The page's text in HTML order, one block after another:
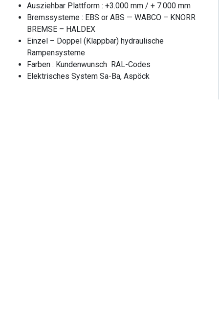
Ausziehbar Plattform : +3.000 mm / + 7.000 mm
Bremssysteme : EBS or ABS — WABCO – KNORR
BREMSE – HALDEX
Einzel – Doppel (Klappbar) hydraulische
Rampensysteme
Farben : Kundenwunsch RAL-Codes
Elektrisches System Sa-Ba, Aspöck